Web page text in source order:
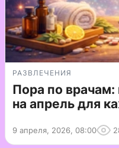
РАЗВЛЕЧЕНИЯ
Пора по врачам:
на апрель для
9 апреля, 2026, 08:00